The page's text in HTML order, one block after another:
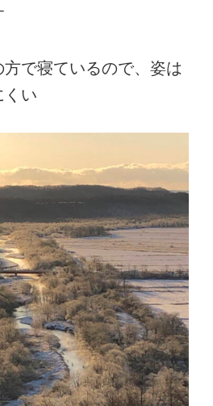
で寝ているので、姿は
くい